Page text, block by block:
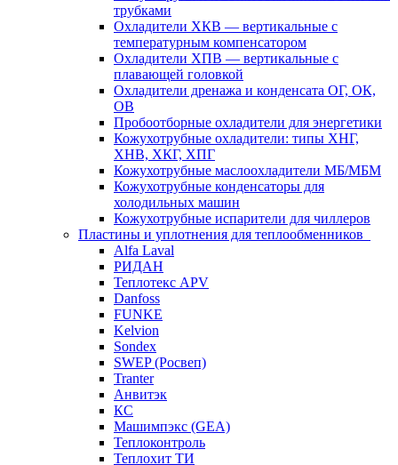
трубками
Охладители ХКВ — вертикальные с
температурным компенсатором
Охладители ХПВ — вертикальные с
плавающей головкой
Охладители дренажа и конденсата ОГ, ОК,
ОВ
Пробоотборные охладители для энергетики
Кожухотрубные охладители: типы ХНГ,
ХНВ, ХКГ, ХПГ
Кожухотрубные маслоохладители МБ/МБМ
Кожухотрубные конденсаторы для
холодильных машин
Кожухотрубные испарители для чиллеров
Пластины и уплотнения для теплообменников
Alfa Laval
РИДАН
Теплотекс APV
Danfoss
FUNKE
Kelvion
Sondex
SWEP (Росвеп)
Tranter
Анвитэк
КС
Машимпэкс (GEA)
Теплоконтроль
Теплохит ТИ